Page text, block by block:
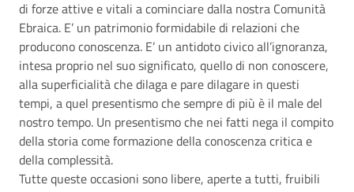
di forze attive e vitali a cominciare dalla nostra Comunità
Ebraica. E’ un patrimonio formidabile di relazioni che
producono conoscenza. E’ un antidoto civico all’ignoranza,
intesa proprio nel suo significato, quello di non conoscere,
alla superficialità che dilaga e pare dilagare in questi
tempi, a quel presentismo che sempre di più è il male del
nostro tempo. Un presentismo che nei fatti nega il compito
della storia come formazione della conoscenza critica e
della complessità.
Tutte queste occasioni sono libere, aperte a tutti, fruibili